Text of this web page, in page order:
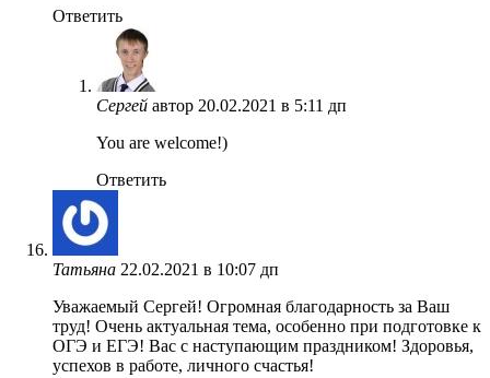
Ответить
Сергей автор 20.02.2021 в 5:11 дп
You are welcome!)
Ответить
Татьяна 22.02.2021 в 10:07 дп
Уважаемый Сергей! Огромная благодарность за Ваш
труд! Очень актуальная тема, особенно при подготовке к
ОГЭ и ЕГЭ! Вас с наступающим праздником! Здоровья,
успехов в работе, личного счастья!